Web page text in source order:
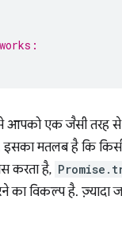
एक जैसी तरह से
इसका मतलब है कि
करता है,
विकल्प है. ज़्यादा